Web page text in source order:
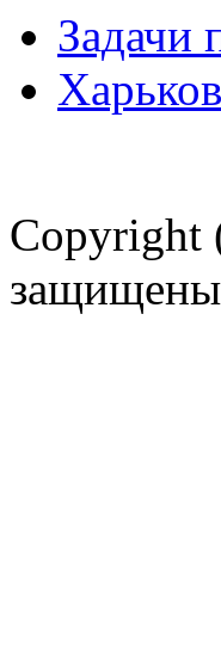
Задачи
Copyright